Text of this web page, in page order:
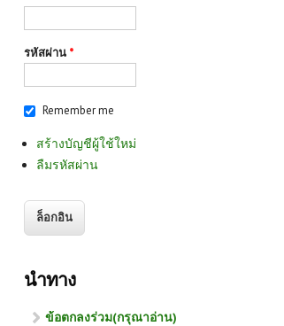
รหัสผ่าน *
Remember me
สร้างบัญชีผู้ใช้ใหม่
ลืมรหัสผ่าน
นำทาง
ข้อตกลงร่วม(กรุณาอ่าน)